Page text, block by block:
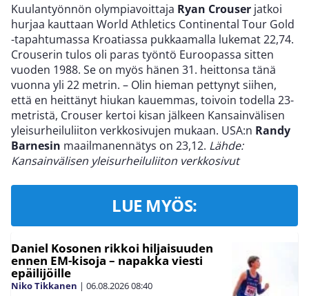
Kuulantyönnön olympiavoittaja Ryan Crouser jatkoi
hurjaa kauttaan World Athletics Continental Tour Gold
-tapahtumassa Kroatiassa pukkaamalla lukemat 22,74.
Crouserin tulos oli paras työntö Euroopassa sitten
vuoden 1988. Se on myös hänen 31. heittonsa tänä
vuonna yli 22 metrin. – Olin hieman pettynyt siihen,
että en heittänyt hiukan kauemmas, toivoin todella 23-
metristä, Crouser kertoi kisan jälkeen Kansainvälisen
yleisurheiluliiton verkkosivujen mukaan. USA:n Randy
Barnesin maailmanennätys on 23,12. Lähde:
Kansainvälisen yleisurheiluliiton verkkosivut
LUE MYÖS:
Daniel Kosonen rikkoi hiljaisuuden
ennen EM-kisoja – napakka viesti
epäilijöille
Niko Tikkanen | 06.08.202608:40